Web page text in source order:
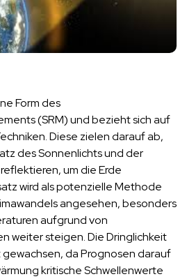
Form des
(SRM) und bezieht sich auf
Diese zielen darauf ab,
des Sonnenlichts und der
um die Erde
wird als potenzielle Methode
angesehen, besonders
aufgrund von
weiter steigen. Die Dringlichkeit
da Prognosen darauf
kritische Schwellenwerte